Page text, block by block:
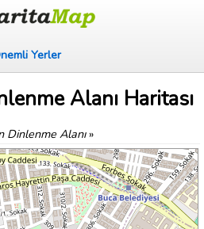
Yerler
Alanı Haritası
Dinlenme Alanı»